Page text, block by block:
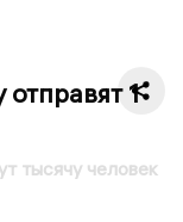
1
тысячу человек